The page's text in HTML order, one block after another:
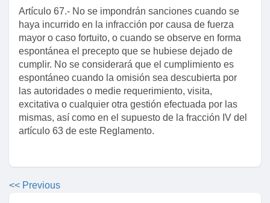
Artículo 67.- No se impondrán sanciones cuando se
haya incurrido en la infracción por causa de fuerza
mayor o caso fortuito, o cuando se observe en forma
espontánea el precepto que se hubiese dejado de
cumplir. No se considerará que el cumplimiento es
espontáneo cuando la omisión sea descubierta por
las autoridades o medie requerimiento, visita,
excitativa o cualquier otra gestión efectuada por las
mismas, así como en el supuesto de la fracción IV del
artículo 63 de este Reglamento.
<< Previous
Título tercero
Capítulo primero
Artículo 23
Artículo 24
Artículo 25
Capítulo segundo
Artículo 26